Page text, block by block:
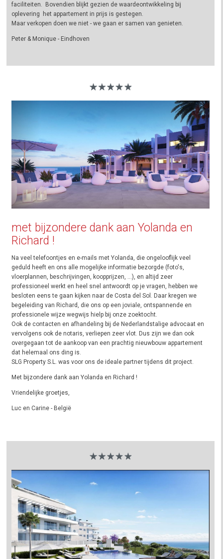
faciliteiten. Bovendien blijkt gezien de waardeontwikkeling bij
oplevering het appartement in prijs is gestegen.
Maar verkopen doen we niet - we gaan er samen van genieten.
Peter & Monique - Eindhoven
met bijzondere dank aan Yolanda en
Richard !
Na veel telefoontjes en e-mails met Yolanda, die ongelooflijk veel
geduld heeft en ons alle mogelijke informatie bezorgde (foto's,
vloerplannen, beschrijvingen, koopprijzen, ...), en altijd zeer
professioneel werkt en heel snel antwoordt op je vragen, hebben we
besloten eens te gaan kijken naar de Costa del Sol. Daar kregen we
begeleiding van Richard, die ons op een joviale, ontspannende en
professionele wijze wegwijs hielp bij onze zoektocht.
Ook de contacten en afhandeling bij de Nederlandstalige advocaat en
vervolgens ook de notaris, verliepen zeer vlot. Dus zijn we dan ook
overgegaan tot de aankoop van een prachtig nieuwbouw appartement
dat helemaal ons ding is.
SLG Property S.L. was voor ons de ideale partner tijdens dit project.
Met bijzondere dank aan Yolanda en Richard !
Vriendelijke groetjes,
Luc en Carine - België